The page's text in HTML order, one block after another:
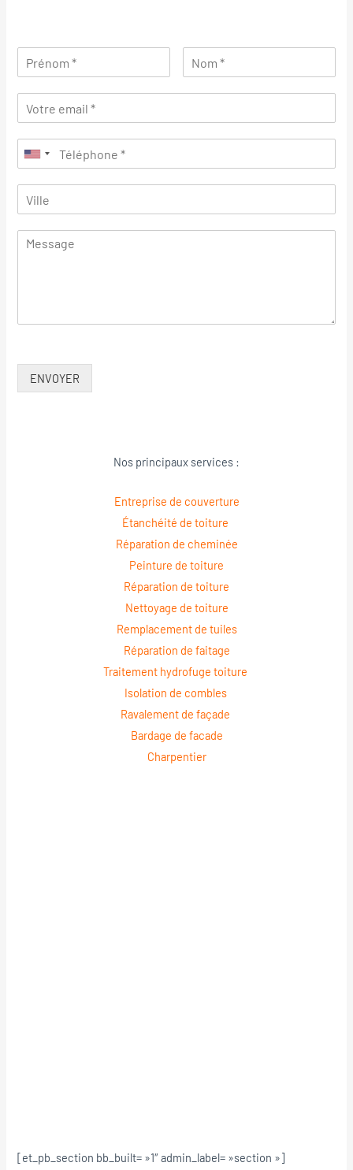
ENVOYER
Nos principaux services :
Entreprise de couverture
Étanchéité de toiture
Réparation de cheminée
Peinture de toiture
Réparation de toiture
Nettoyage de toiture
Remplacement de tuiles
Réparation de faitage
Traitement hydrofuge toiture
Isolation de combles
Ravalement de façade
Bardage de facade
Charpentier
[et_pb_section bb_built= »1″ admin_label= »section »]